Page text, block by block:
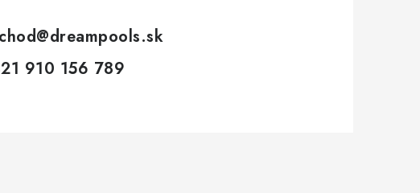
@dreampools.sk
910 156 789